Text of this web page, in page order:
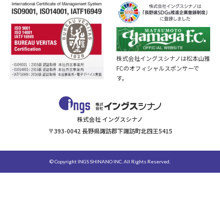
株式会社イングスシナノは松本山雅
FCのオフィシャルスポンサーで
す。
株式会社 イングスシナノ
〒393-0042 長野県諏訪郡下諏訪町北四王5415
© Copyright INGS SHINANO INC. All Rights Reserved.